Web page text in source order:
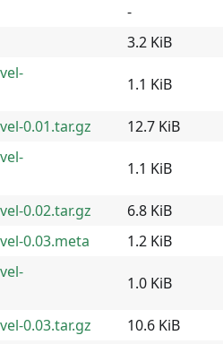
-
3.2 KiB
1.1 KiB
0.01.tar.gz
12.7 KiB
1.1 KiB
0.02.tar.gz
6.8 KiB
0.03.meta
1.2 KiB
1.0 KiB
0.03.tar.gz
10.6 KiB